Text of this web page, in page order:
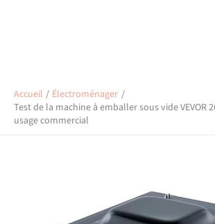
Accueil
Électroménager
Test de la machine à emballer sous vide VEVOR
usage commercial